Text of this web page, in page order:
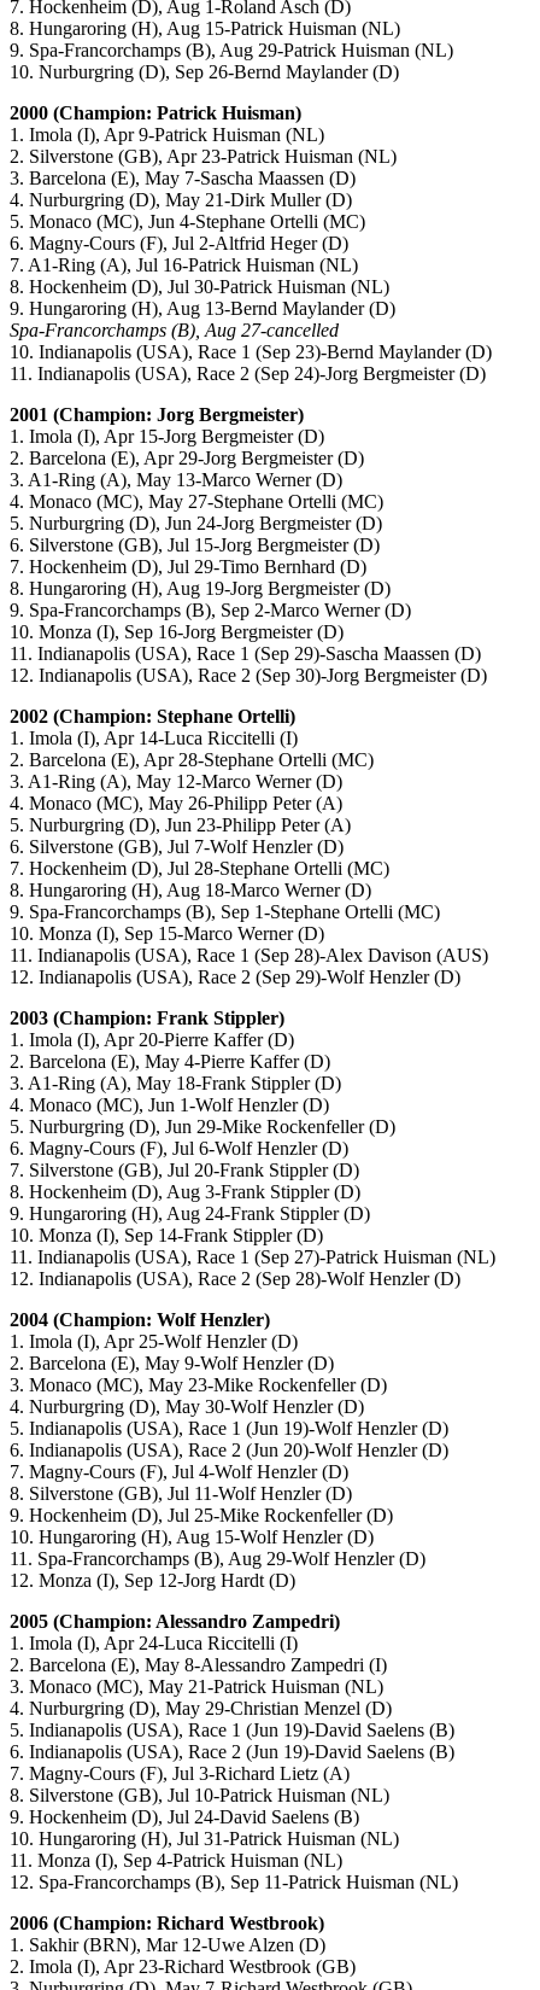
7. Hockenheim (D), Aug 1-Roland Asch (D)
8. Hungaroring (H), Aug 15-Patrick Huisman (NL)
9. Spa-Francorchamps (B), Aug 29-Patrick Huisman (NL)
10. Nurburgring (D), Sep 26-Bernd Maylander (D)
2000 (Champion: Patrick Huisman)
1. Imola (I), Apr 9-Patrick Huisman (NL)
2. Silverstone (GB), Apr 23-Patrick Huisman (NL)
3. Barcelona (E), May 7-Sascha Maassen (D)
4. Nurburgring (D), May 21-Dirk Muller (D)
5. Monaco (MC), Jun 4-Stephane Ortelli (MC)
6. Magny-Cours (F), Jul 2-Altfrid Heger (D)
7. A1-Ring (A), Jul 16-Patrick Huisman (NL)
8. Hockenheim (D), Jul 30-Patrick Huisman (NL)
9. Hungaroring (H), Aug 13-Bernd Maylander (D)
Spa-Francorchamps (B), Aug 27-cancelled
10. Indianapolis (USA), Race 1 (Sep 23)-Bernd Maylander (D)
11. Indianapolis (USA), Race 2 (Sep 24)-Jorg Bergmeister (D)
2001 (Champion: Jorg Bergmeister)
1. Imola (I), Apr 15-Jorg Bergmeister (D)
2. Barcelona (E), Apr 29-Jorg Bergmeister (D)
3. A1-Ring (A), May 13-Marco Werner (D)
4. Monaco (MC), May 27-Stephane Ortelli (MC)
5. Nurburgring (D), Jun 24-Jorg Bergmeister (D)
6. Silverstone (GB), Jul 15-Jorg Bergmeister (D)
7. Hockenheim (D), Jul 29-Timo Bernhard (D)
8. Hungaroring (H), Aug 19-Jorg Bergmeister (D)
9. Spa-Francorchamps (B), Sep 2-Marco Werner (D)
10. Monza (I), Sep 16-Jorg Bergmeister (D)
11. Indianapolis (USA), Race 1 (Sep 29)-Sascha Maassen (D)
12. Indianapolis (USA), Race 2 (Sep 30)-Jorg Bergmeister (D)
2002 (Champion: Stephane Ortelli)
1. Imola (I), Apr 14-Luca Riccitelli (I)
2. Barcelona (E), Apr 28-Stephane Ortelli (MC)
3. A1-Ring (A), May 12-Marco Werner (D)
4. Monaco (MC), May 26-Philipp Peter (A)
5. Nurburgring (D), Jun 23-Philipp Peter (A)
6. Silverstone (GB), Jul 7-Wolf Henzler (D)
7. Hockenheim (D), Jul 28-Stephane Ortelli (MC)
8. Hungaroring (H), Aug 18-Marco Werner (D)
9. Spa-Francorchamps (B), Sep 1-Stephane Ortelli (MC)
10. Monza (I), Sep 15-Marco Werner (D)
11. Indianapolis (USA), Race 1 (Sep 28)-Alex Davison (AUS)
12. Indianapolis (USA), Race 2 (Sep 29)-Wolf Henzler (D)
2003 (Champion: Frank Stippler)
1. Imola (I), Apr 20-Pierre Kaffer (D)
2. Barcelona (E), May 4-Pierre Kaffer (D)
3. A1-Ring (A), May 18-Frank Stippler (D)
4. Monaco (MC), Jun 1-Wolf Henzler (D)
5. Nurburgring (D), Jun 29-Mike Rockenfeller (D)
6. Magny-Cours (F), Jul 6-Wolf Henzler (D)
7. Silverstone (GB), Jul 20-Frank Stippler (D)
8. Hockenheim (D), Aug 3-Frank Stippler (D)
9. Hungaroring (H), Aug 24-Frank Stippler (D)
10. Monza (I), Sep 14-Frank Stippler (D)
11. Indianapolis (USA), Race 1 (Sep 27)-Patrick Huisman (NL)
12. Indianapolis (USA), Race 2 (Sep 28)-Wolf Henzler (D)
2004 (Champion: Wolf Henzler)
1. Imola (I), Apr 25-Wolf Henzler (D)
2. Barcelona (E), May 9-Wolf Henzler (D)
3. Monaco (MC), May 23-Mike Rockenfeller (D)
4. Nurburgring (D), May 30-Wolf Henzler (D)
5. Indianapolis (USA), Race 1 (Jun 19)-Wolf Henzler (D)
6. Indianapolis (USA), Race 2 (Jun 20)-Wolf Henzler (D)
7. Magny-Cours (F), Jul 4-Wolf Henzler (D)
8. Silverstone (GB), Jul 11-Wolf Henzler (D)
9. Hockenheim (D), Jul 25-Mike Rockenfeller (D)
10. Hungaroring (H), Aug 15-Wolf Henzler (D)
11. Spa-Francorchamps (B), Aug 29-Wolf Henzler (D)
12. Monza (I), Sep 12-Jorg Hardt (D)
2005 (Champion: Alessandro Zampedri)
1. Imola (I), Apr 24-Luca Riccitelli (I)
2. Barcelona (E), May 8-Alessandro Zampedri (I)
3. Monaco (MC), May 21-Patrick Huisman (NL)
4. Nurburgring (D), May 29-Christian Menzel (D)
5. Indianapolis (USA), Race 1 (Jun 19)-David Saelens (B)
6. Indianapolis (USA), Race 2 (Jun 19)-David Saelens (B)
7. Magny-Cours (F), Jul 3-Richard Lietz (A)
8. Silverstone (GB), Jul 10-Patrick Huisman (NL)
9. Hockenheim (D), Jul 24-David Saelens (B)
10. Hungaroring (H), Jul 31-Patrick Huisman (NL)
11. Monza (I), Sep 4-Patrick Huisman (NL)
12. Spa-Francorchamps (B), Sep 11-Patrick Huisman (NL)
2006 (Champion: Richard Westbrook)
1. Sakhir (BRN), Mar 12-Uwe Alzen (D)
2. Imola (I), Apr 23-Richard Westbrook (GB)